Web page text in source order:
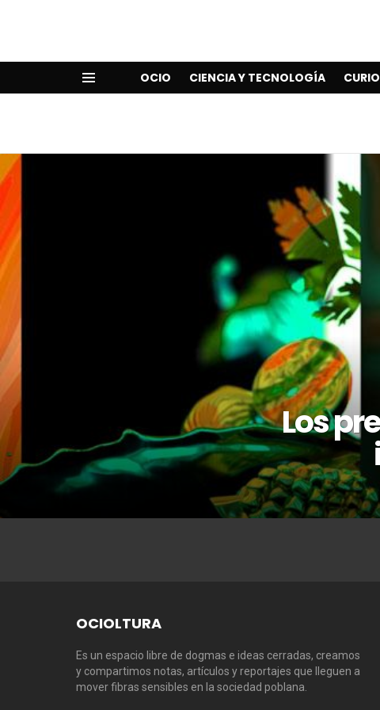
OCIO CIENCIA Y TECNOLOGÍA
Los
OCIOLTURA
Es un espacio libre de dogmas e ideas cerradas, creamos
y compartimos notas, artículos y reportajes que lleguen a
mover fibras sensibles en la sociedad poblana.